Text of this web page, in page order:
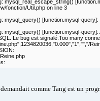
mysql_real_escape_string()
fonction/Util.php on line 3
mysql_query() [function.mysql-
mysql_query() [function.mysql-
Le bug est signalé.Too many
comme Tang est un